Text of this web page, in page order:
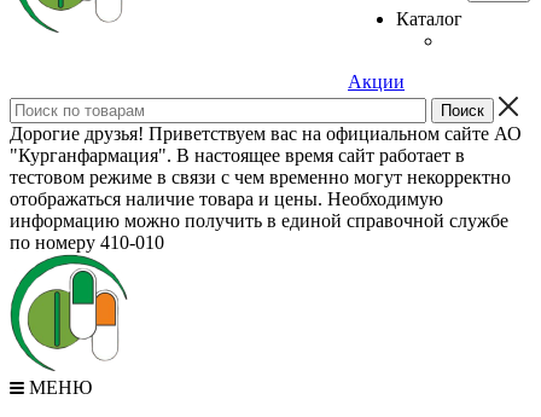
Каталог
Акции
Дорогие друзья! Приветствуем вас на официальном сайте АО
"Курганфармация". В настоящее время сайт работает в
тестовом режиме в связи с чем временно могут некорректно
отображаться наличие товара и цены. Необходимую
информацию можно получить в единой справочной службе
по номеру 410-010
МЕНЮ